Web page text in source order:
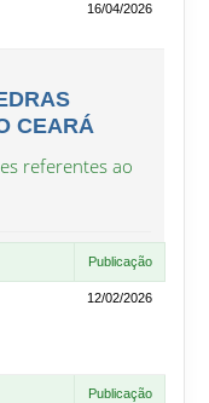
16/04/2026
CEARÁ
referentes ao
Publicação
12/02/2026
Publicação